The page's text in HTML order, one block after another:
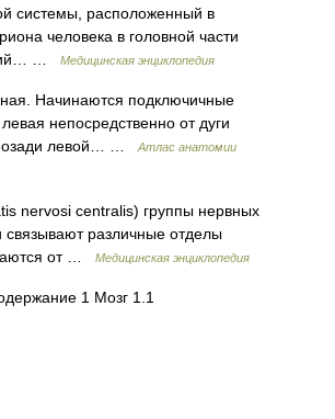
системы, расположенный в
человека в головной части
…
Медицинская энциклопедия
Начинаются подключичные
непосредственно от дуги
позади левой… …
Атлас анатомии
nervosi centralis) группы нервных
связывают различные отделы
от …
Медицинская энциклопедия
1 Мозг 1.1